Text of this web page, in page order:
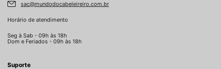
sac@mundodocabeleireiro.com.br
Horário de atendimento
Seg à Sab - 09h às 18h
Dom e Feriados - 09h às 18h
Suporte